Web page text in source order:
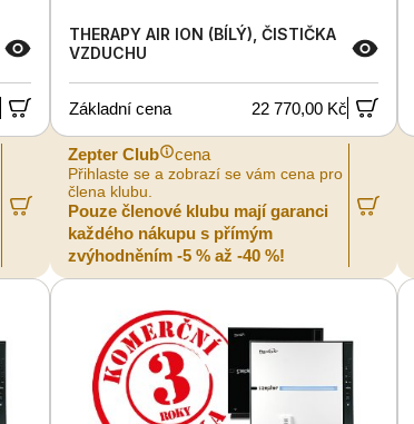
THERAPY AIR ION (BÍLÝ), ČISTIČKA
VZDUCHU
Základní cena 22 770,00 Kč
Zepter Club cena
Přihlaste se a zobrazí se vám cena pro
člena klubu.
Pouze členové klubu mají garanci
každého nákupu s přímým
zvýhodněním -5 % až -40 %!